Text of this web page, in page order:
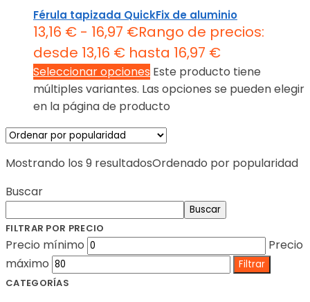
Férula tapizada QuickFix de aluminio
13,16 € - 16,97 €Rango de precios:
desde 13,16 € hasta 16,97 €
Seleccionar opciones Este producto tiene
múltiples variantes. Las opciones se pueden elegir
en la página de producto
Mostrando los 9 resultadosOrdenado por popularidad
Buscar
Buscar
FILTRAR POR PRECIO
Precio mínimo
Precio
máximo
Filtrar
CATEGORÍAS